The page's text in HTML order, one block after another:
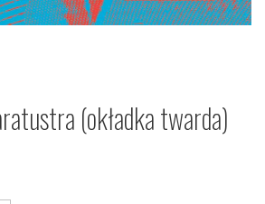
(okładka twarda)